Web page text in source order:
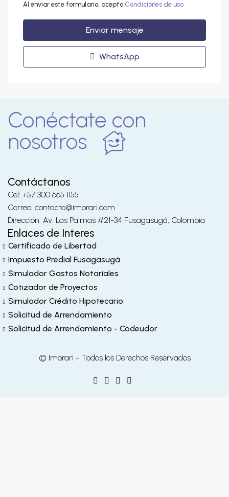
Al enviar este formulario, acepto Condiciones de uso
Enviar mensaje
WhatsApp
Conéctate con
nosotros
Contáctanos
Cel: +57 300 665 1155
Correo: contacto@imorari.com
Dirección: Av. Las Palmas #21-34 Fusagasugá, Colombia
Enlaces de Interes
Certificado de Libertad
Impuesto Predial Fusagasugá
Simulador Gastos Notariales
Cotizador de Proyectos
Simulador Crédito Hipotecario
Solicitud de Arrendamiento
Solicitud de Arrendamiento - Codeudor
© Imorari - Todos los Derechos Reservados